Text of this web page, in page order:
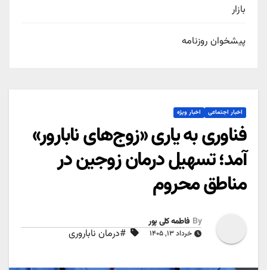
بازار
پیشخوان روزنامه
اخبار اجتماعی اخبار ویژه
فناوری به یاری «زوج‌های نابارور»
آمد؛ تسهیل درمان زوجین در
مناطق محروم
By فاطمه کلی پور
خرداد ۱۳, ۱۴۰۵ #درمان ناباروری